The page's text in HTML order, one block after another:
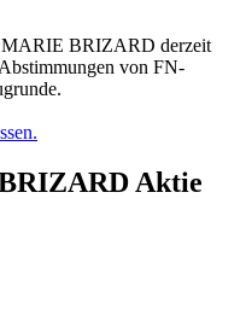
MARIE BRIZARD derzeit
von FN-
Aktie